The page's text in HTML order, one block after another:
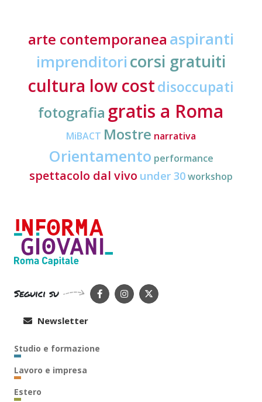
arte contemporanea aspiranti
imprenditori corsi gratuiti
cultura low costdisoccupati
fotografia gratis a Roma
MiBACT Mostre narrativa
Orientamento performance
spettacolo dal vivo under 30workshop
Seguici su
Newsletter
Studio e formazione
Lavoro e impresa
Estero